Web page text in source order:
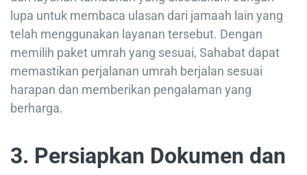
lupa untuk membaca ulasan dari jamaah lain yang
telah menggunakan layanan tersebut. Dengan
memilih paket umrah yang sesuai, Sahabat dapat
memastikan perjalanan umrah berjalan sesuai
harapan dan memberikan pengalaman yang
berharga.
3. Persiapkan Dokumen dan